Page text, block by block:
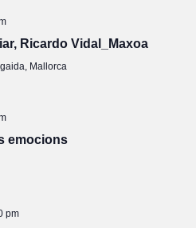
Ricardo Vidal_Maxoa
Mallorca
emocions
pm